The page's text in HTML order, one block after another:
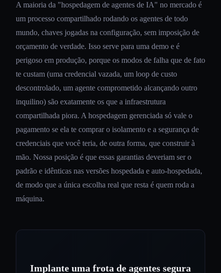
A maioria da "hospedagem de agentes de IA" no mercado é
um processo compartilhado rodando os agentes de todo
mundo, chaves jogadas na configuração, sem imposição de
orçamento de verdade. Isso serve para uma demo e é
perigoso em produção, porque os modos de falha que de fato
te custam (uma credencial vazada, um loop de custo
descontrolado, um agente comprometido alcançando outro
inquilino) são exatamente os que a infraestrutura
compartilhada piora. A hospedagem gerenciada só vale o
pagamento se ela te comprar o isolamento e a segurança de
credenciais que você teria, de outra forma, que construir à
mão. Nossa posição é que essas garantias deveriam ser o
padrão e idênticas nas versões hospedada e auto-hospedada,
de modo que a única escolha real que resta é quem roda a
máquina.
Implante uma frota de agentes segura